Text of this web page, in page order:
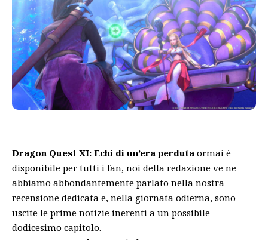
Dragon Quest XI: Echi di un’era perduta ormai è
disponibile per tutti i fan, noi della redazione ve ne
abbiamo abbondantemente parlato nella nostra
recensione dedicata e, nella giornata odierna, sono
uscite le prime notizie inerenti a un possibile
dodicesimo capitolo.